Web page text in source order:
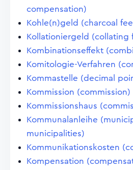
compensation)
Kohle(n)geld (charcoal
Kollationiergeld (collating
Kombinationseffekt
Komitologie-Verfahren
Kommastelle (decimal
Kommission (commission)
Kommissionshaus
Kommunalanleihe
municipalities)
Kommunikationskosten
Kompensation